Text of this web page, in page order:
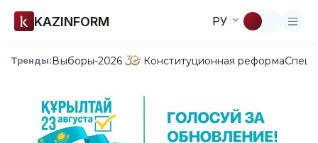
KAZINFORM РУ
Тренды:Выборы-2026 Конституционная реформа